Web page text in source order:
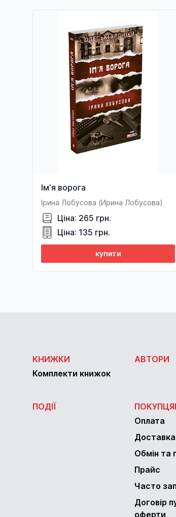
Ім′я ворога
Ірина Лобусова (Ирина Лобусова)
Ціна: 265 грн.
Ціна: 135 грн.
купити
КНИЖКИ
Комплекти книжок
АВТОРИ
ПОДІЇ
Оплата
Доставка
Обмін та
Прайс
Часто
Договір
оферти